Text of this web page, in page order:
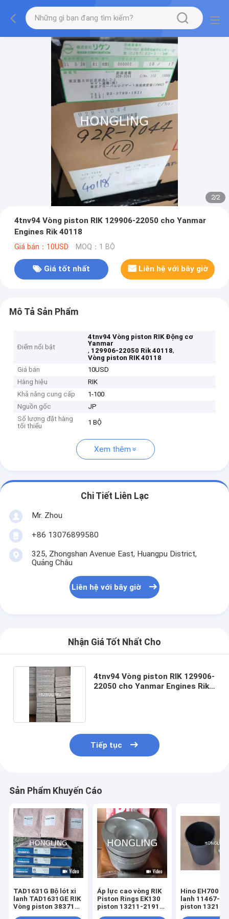
2/2
4tnv94 Vòng piston RIK 129906-22050 cho Yanmar
Engines Rik 40118
Giá bán：10USD MOQ：1 BỘ
Giá tốt nhất Liên hệ với bây giờ
Mô Tả Sản Phẩm
Điểm nổi bật
4tnv94 Vòng piston RIK Động cơ
Yanmar
, 129906-22050 Rik 40118,
Vòng piston RIK 40118
Giá bán
10USD
Hàng hiệu
RIK
Khả năng cung cấp
1-100
Nguồn gốc
JP
Số lượng đặt hàng
tối thiểu
1 BỘ
Xem thêm
Chi Tiết Liên Lạc
Mr. Zhou
+86 13076899580
325, Zhongshan Avenue East, Huangpu District,
Quảng Châu
Liên hệ với bây giờ
Nhận Giá Tốt Nhất Cho
4tnv94 Vòng piston RIK 129906-
22050 cho Yanmar Engines Rik
Tiếp tục
Sản Phẩm Khuyến Cáo
TAD1631G Bộ lót xi
lanh TAD1631GE RIK
Vòng piston 3837146
Áp lực cao vòng RIK
Piston Rings EK130
piston 13211-2191
Hino EH700
lanh 11467-
piston 13216-